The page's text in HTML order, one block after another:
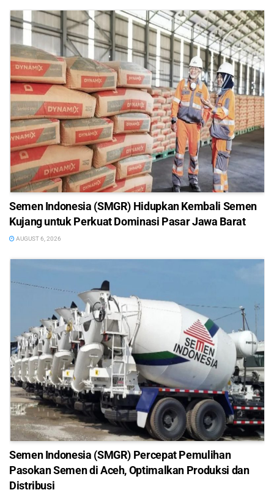
Semen Indonesia (SMGR) Hidupkan Kembali Semen
Kujang untuk Perkuat Dominasi Pasar Jawa Barat
AUGUST 6, 2026
Semen Indonesia (SMGR) Percepat Pemulihan
Pasokan Semen di Aceh, Optimalkan Produksi dan
Distribusi